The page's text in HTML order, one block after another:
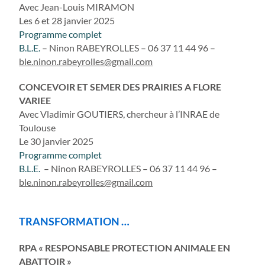
Avec Jean-Louis MIRAMON
Les 6 et 28 janvier 2025
Programme complet
B.L.E. – Ninon RABEYROLLES – 06 37 11 44 96 –
ble.ninon.rabeyrolles@gmail.com
CONCEVOIR ET SEMER DES PRAIRIES A FLORE
VARIEE
Avec Vladimir GOUTIERS, chercheur à l’INRAE de
Toulouse
Le 30 janvier 2025
Programme complet
B.L.E. – Ninon RABEYROLLES – 06 37 11 44 96 –
ble.ninon.rabeyrolles@gmail.com
TRANSFORMATION …
RPA « RESPONSABLE PROTECTION ANIMALE EN
ABATTOIR »